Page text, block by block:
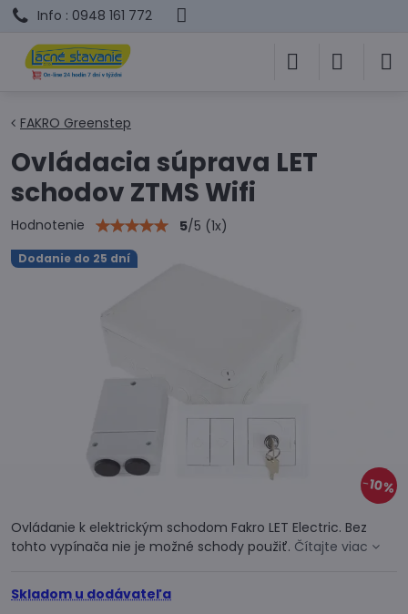
Info : 0948 161 772
Dodanie do 25 dní
10%
FAKRO Greenstep
Ovládacia súprava LET
schodov ZTMS Wifi
Hodnotenie 5/5 (1x)
Ovládanie k elektrickým schodom Fakro LET Electric. Bez
tohto vypínača nie je možné schody použiť. Čítajte viac
Skladom u dodávateľa